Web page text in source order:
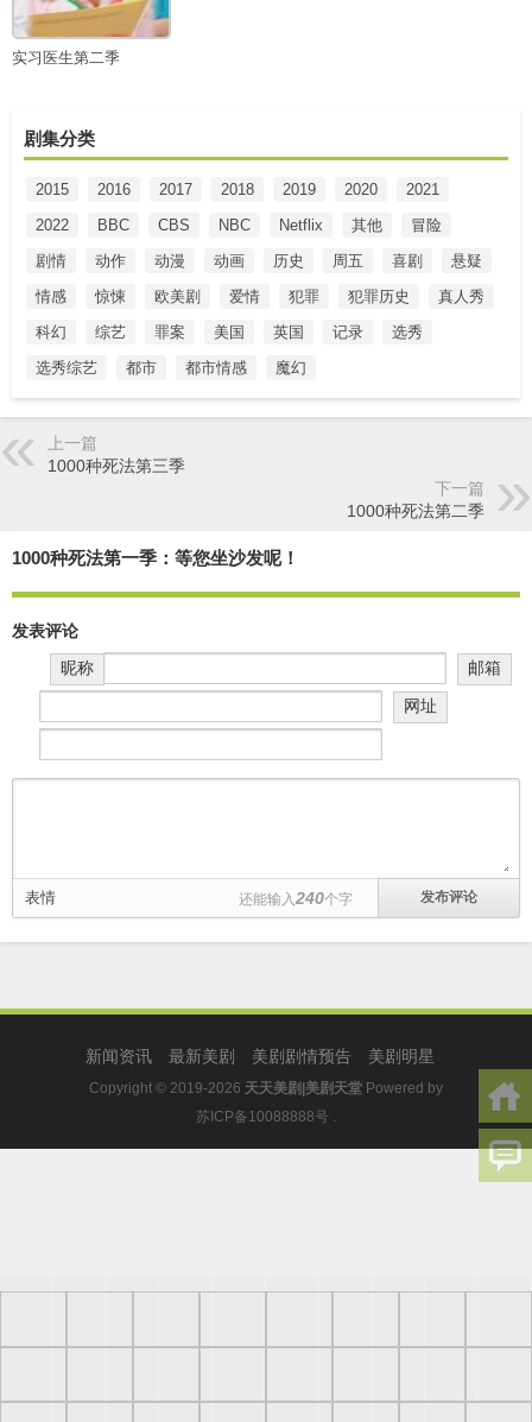
实习医生第二季
剧集分类
2015 2016 2017 2018 2019 2020
2021
2022
BBC CBS NBC Netflix 其他
冒险
剧情
动作 动漫 动画 历史 周五 喜剧
悬疑
情感
惊悚 欧美剧 爱情 犯罪 犯罪历史
真人秀
科幻
综艺 罪案 美国 英国 记录
选秀
选秀综艺
都市 都市情感 魔幻
上一篇
1000种死法第三季
下一篇
1000种死法第二季
1000种死法第一季：等您坐沙发呢！
发表评论
昵称
邮箱
网址
表情 还能输入 240个字
新闻资讯 最新美剧 美剧剧情预告 美剧明星
Copyright © 2019-2026 天天美剧|美剧天堂 Powered by
苏ICP备10088888号 .